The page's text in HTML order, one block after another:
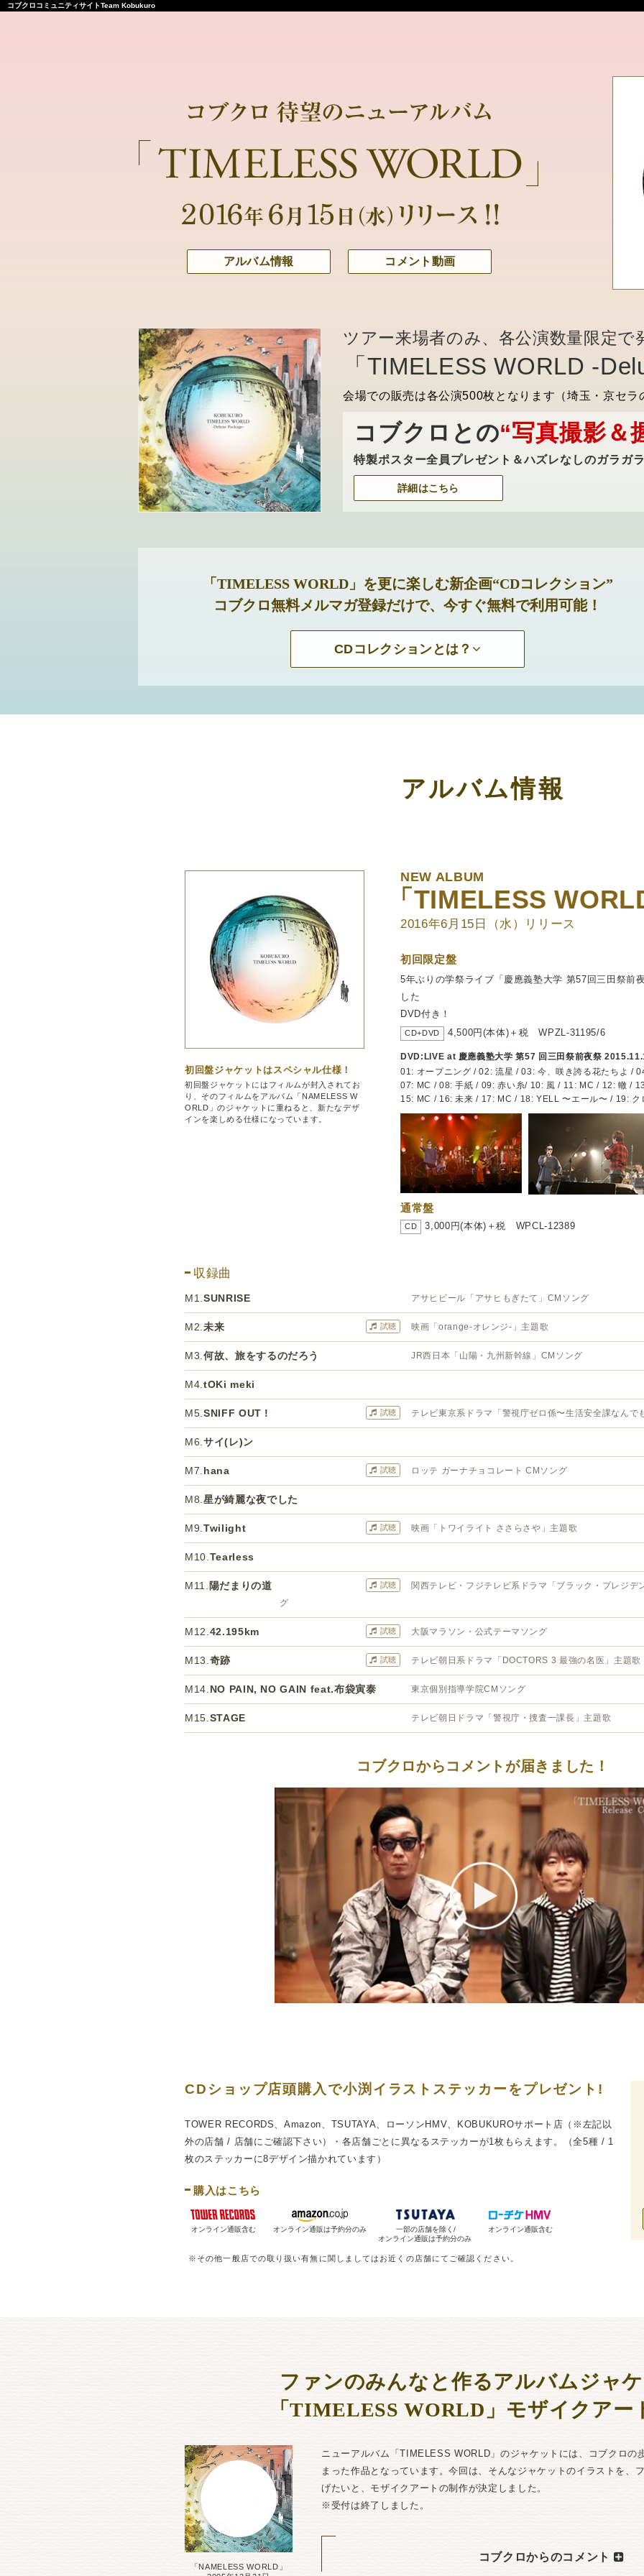
コブクロコミュニティサイトTeam Kobukuro
アルバム情報 コメント動画
ツアー来場者のみ、各公演数量限定で
「TIMELESS WORLD -
会場での販売は各公演500枚となります（埼玉・京セラ
コブクロとの“写真撮影＆
特製ポスター全員プレゼント＆ハズレなしのガラガ
詳細はこちら
「TIMELESS WORLD」を更に楽しむ新企画“CDコレクション”
コブクロ無料メルマガ登録だけで、今すぐ無料で利用可能！
CDコレクションとは？
アルバム情報
初回盤ジャケットはスペシャル仕様！
初回盤ジャケットにはフィルムが封入されてお
り、そのフィルムをアルバム「NAMELESS W
ORLD」のジャケットに重ねると、新たなデザ
インを楽しめる仕様になっています。
NEW ALBUM
「TIMELESS
2016年6月15日（水）リリース
初回限定盤
5年ぶりの学祭ライブ「慶應義塾大学 第57回三田祭前
した
DVD付き！
CD+DVD 4,500円(本体)＋税 WPZL-31195/6
DVD: LIVE at 慶應義塾大学 第57 回三田祭前夜祭
01: オープニング / 02: 流星 / 03: 今、咲き誇る花たちよ /
07: MC / 08: 手紙 / 09: 赤い糸/ 10: 風 / 11: MC / 12: 轍 /
15: MC / 16: 未来 / 17: MC / 18: YELL 〜エール〜 / 19: ク
通常盤
CD 3,000円(本体)＋税 WPCL-12389
収録曲
M1. SUNRISE アサヒビール「アサヒもぎたて」CMソング
M2. 未来 試聴 映画「orange-オレンジ-」主題歌
M3. 何故、旅をするのだろう JR西日本「山陽・九州新幹線」CMソング
M4. tOKi meki
M5. SNIFF OUT ! 試聴 テレビ東京系ドラマ「警視庁ゼロ係〜生活安全課なんで
M6. サイ(レ)ン
M7. hana 試聴 ロッテ ガーナチョコレート CMソング
M8. 星が綺麗な夜でした
M9. Twilight 試聴 映画「トワイライト ささらさや」主題歌
M10. Tearless
M11. 陽だまりの道 試聴
関西テレビ・フジテレビ系ドラマ「ブラック・プレジデ
グ
M12. 42.195km 試聴 大阪マラソン・公式テーマソング
M13. 奇跡 試聴 テレビ朝日系ドラマ「DOCTORS 3 最強の名医」主題歌
M14. NO PAIN, NO GAIN feat.布袋寅泰 東京個別指導学院CMソング
M15. STAGE テレビ朝日ドラマ「警視庁・捜査一課長」主題歌
コブクロからコメントが届きました！
CDショップ店頭購入で小渕イラストステッカーをプレゼント!
TOWER RECORDS、Amazon、TSUTAYA、ローソンHMV、KOBUKUROサポート店（※左記以
外の店舗 / 店舗にご確認下さい）・各店舗ごとに異なるステッカーが1枚もらえます。（全5種 / 1
枚のステッカーに8デザイン描かれています）
購入はこちら
オンライン通販含む オンライン通販は予約分のみ
一部の店舗を除く/
オンライン通販は予約分のみ
オンライン通販含む
※その他一般店での取り扱い有無に関しましてはお近くの店舗にてご確認ください。
ファンのみんなと作るアルバムジャ
「TIMELESS WORLD」モザイクアー
「NAMELESS WORLD」
ニューアルバム「TIMELESS WORLD」のジャケットには、コブクロの
まった作品となっています。今回は、そんなジャケットのイラストを、
げたいと、モザイクアートの制作が決定しました。
※受付は終了しました。
コブクロからのコメント